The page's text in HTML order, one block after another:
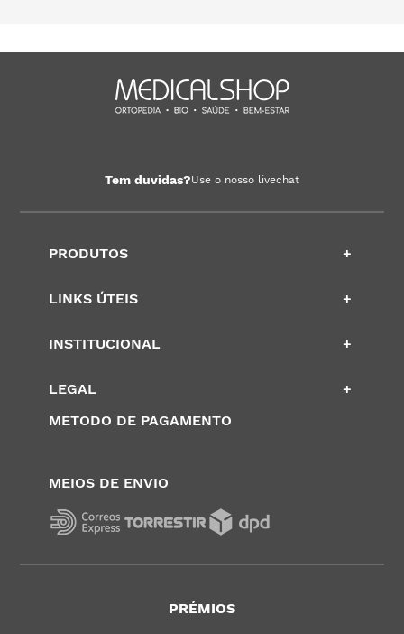
Tem duvidas?Use o nosso livechat
PRODUTOS +
LINKS ÚTEIS +
INSTITUCIONAL +
LEGAL
+
METODO DE PAGAMENTO
MEIOS DE ENVIO
PRÉMIOS